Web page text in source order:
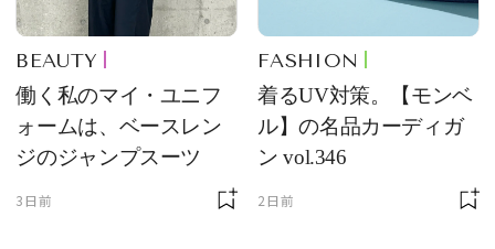
BEAUTY
働く私のマイ・ユニフ
ォームは、ベースレン
ジのジャンプスーツ
3日前
FASHION
着るUV対策。【モンベ
ル】の名品カーディガ
ン vol.346
2日前